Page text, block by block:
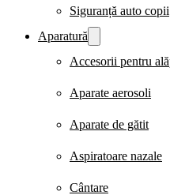
Siguranță auto copii
Aparatură
Accesorii pentru
Aparate aerosoli
Aparate de gătit
Aspiratoare nazale
Cântare